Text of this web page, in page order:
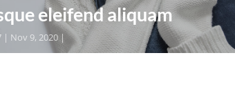
eleifend aliquam
| Nov 9, 2020|